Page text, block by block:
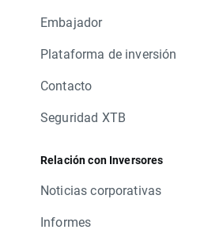
Embajador
Plataforma de inversión
Contacto
Seguridad XTB
Relación con Inversores
Noticias corporativas
Informes